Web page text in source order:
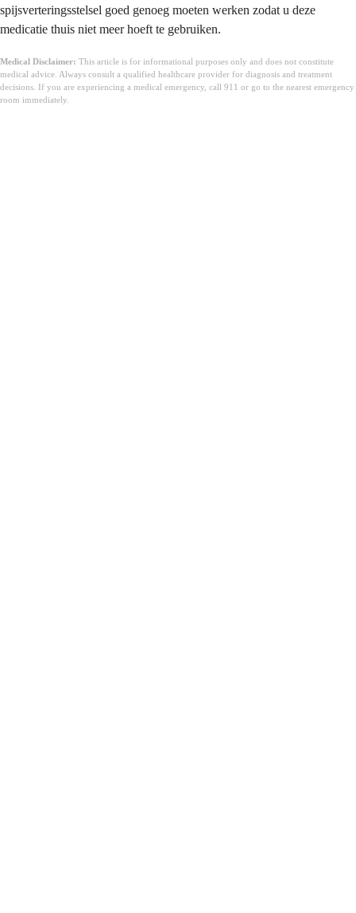
spijsverteringsstelsel goed genoeg moeten werken zodat u deze
medicatie thuis niet meer hoeft te gebruiken.
Medical Disclaimer: This article is for informational purposes only and does not constitute
medical advice. Always consult a qualified healthcare provider for diagnosis and treatment
decisions. If you are experiencing a medical emergency, call 911 or go to the nearest emergency
room immediately.